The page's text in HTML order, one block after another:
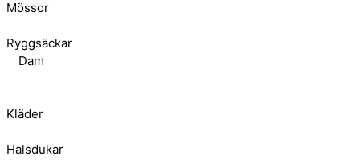
Mössor
Ryggsäckar
Dam
Kläder
Halsdukar